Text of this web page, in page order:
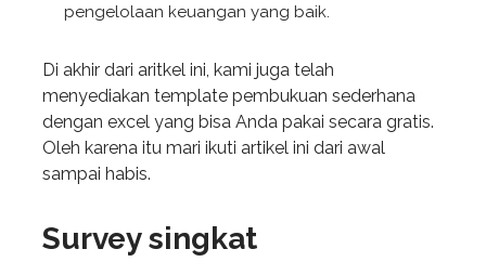
pengelolaan keuangan yang baik.
Di akhir dari aritkel ini, kami juga telah
menyediakan template pembukuan sederhana
dengan excel yang bisa Anda pakai secara gratis.
Oleh karena itu mari ikuti artikel ini dari awal
sampai habis.
Survey singkat